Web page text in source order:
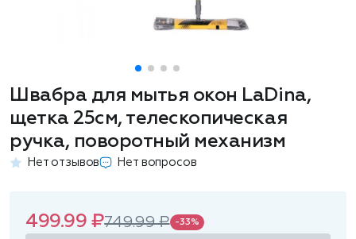
Швабра для мытья окон LaDina,
щетка 25см, телескопическая
ручка, поворотный механизм
Нет отзывов Нет вопросов
499.99 ₽749.99 ₽ -33%